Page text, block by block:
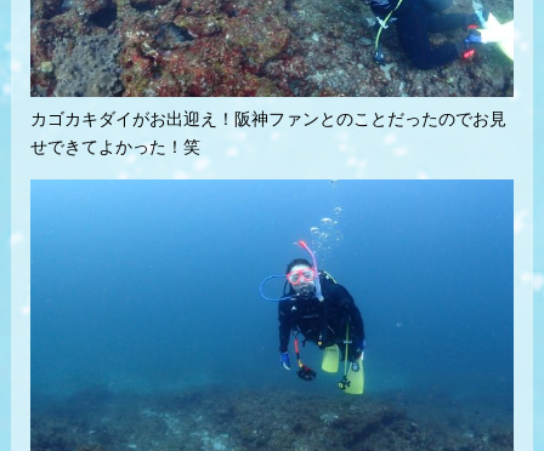
カゴカキダイがお出迎え！阪神ファンとのことだったのでお見
せできてよかった！笑